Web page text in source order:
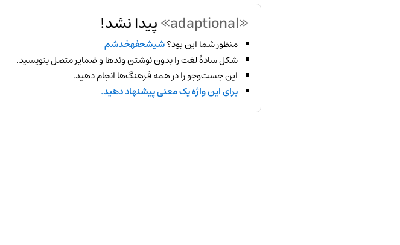
«adaptional» پیدا نشد!
منظور شما این بود؟شیشحفهخدشم
شکل سادهٔ لغت را بدون نوشتن وندها و ضمایر متصل بنویسید.
این جست‌وجو را در همه فرهنگ‌ها انجام دهید.
برای این واژه یک معنی پیشنهاد دهید.